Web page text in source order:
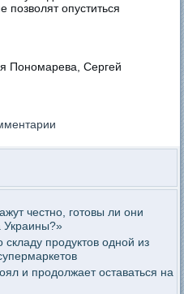
позволят опуститься
Пономарева, Сергей
честно, готовы ли они
Украины?»
продуктов одной из
и продолжает оставаться на